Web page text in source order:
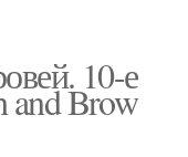
10-е
and Brow